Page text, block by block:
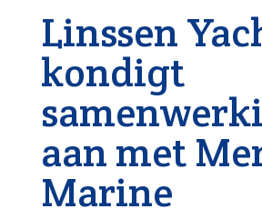
Linssen
kondigt
aan met
Marine